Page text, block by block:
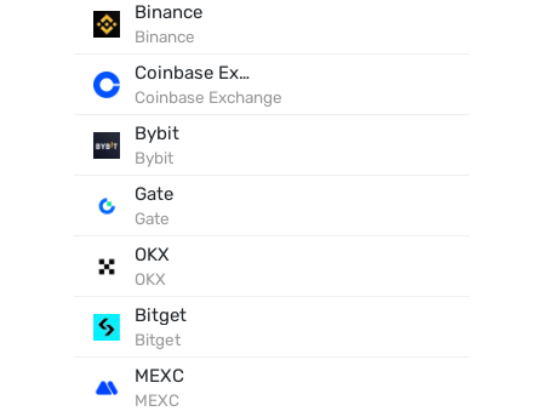
Binance
Binance
Coinbase Exchange
Coinbase Exchange
Bybit
Bybit
Gate
Gate
OKX
OKX
Bitget
Bitget
MEXC
MEXC